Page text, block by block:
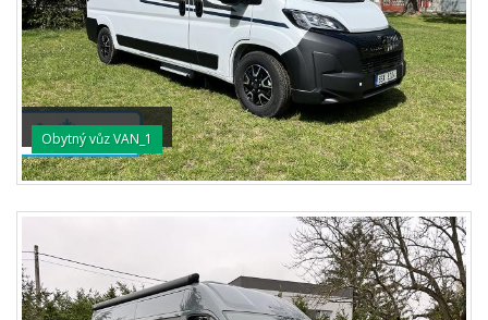
Obytný vůz VAN_1